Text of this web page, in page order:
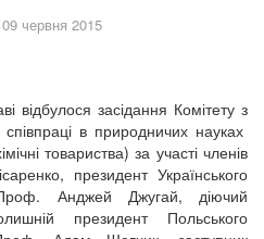
09 червня 2015
відбулося засідання Комітету з
співпраці в природничих науках
товариства) за участі членів
президент Українського
Проф. Анджей Джугай, діючий
президент Польського